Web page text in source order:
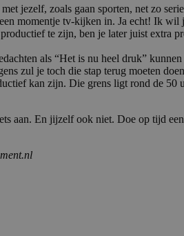
jezelf, zoals gaan sporten, net zo
momentje tv-kijken in. Ja echt! Ik
te zijn, ben je later juist extra
als “Het is nu heel druk”
zul je toch die stap terug moeten
kan zijn. Die grens ligt rond de 50
aan. En jijzelf ook niet. Doe op tijd